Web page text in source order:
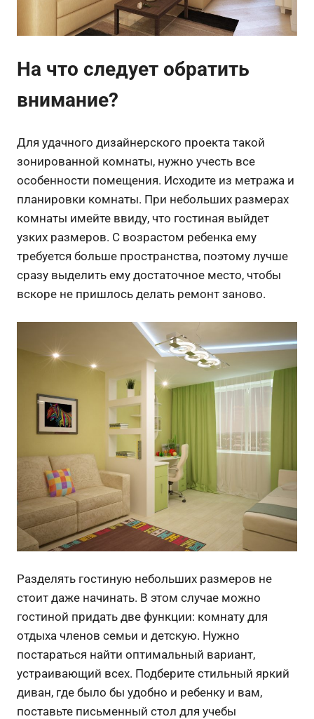
На что следует обратить
внимание?
Для удачного дизайнерского проекта такой
зонированной комнаты, нужно учесть все
особенности помещения. Исходите из метража и
планировки комнаты. При небольших размерах
комнаты имейте ввиду, что гостиная выйдет
узких размеров. С возрастом ребенка ему
требуется больше пространства, поэтому лучше
сразу выделить ему достаточное место, чтобы
вскоре не пришлось делать ремонт заново.
Разделять гостиную небольших размеров не
стоит даже начинать. В этом случае можно
гостиной придать две функции: комнату для
отдыха членов семьи и детскую. Нужно
постараться найти оптимальный вариант,
устраивающий всех. Подберите стильный яркий
диван, где было бы удобно и ребенку и вам,
поставьте письменный стол для учебы